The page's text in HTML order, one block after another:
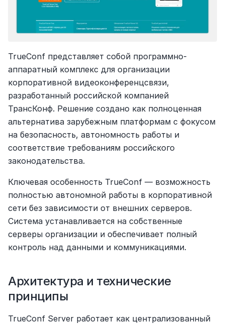
TrueConf представляет собой программно-
аппаратный комплекс для организации
корпоративной видеоконференцсвязи,
разработанный российской компанией
ТрансКонф. Решение создано как полноценная
альтернатива зарубежным платформам с фокусом
на безопасность, автономность работы и
соответствие требованиям российского
законодательства.
Ключевая особенность TrueConf — возможность
полностью автономной работы в корпоративной
сети без зависимости от внешних серверов.
Система устанавливается на собственные
серверы организации и обеспечивает полный
контроль над данными и коммуникациями.
Архитектура и технические
принципы
TrueConf Server работает как централизованный